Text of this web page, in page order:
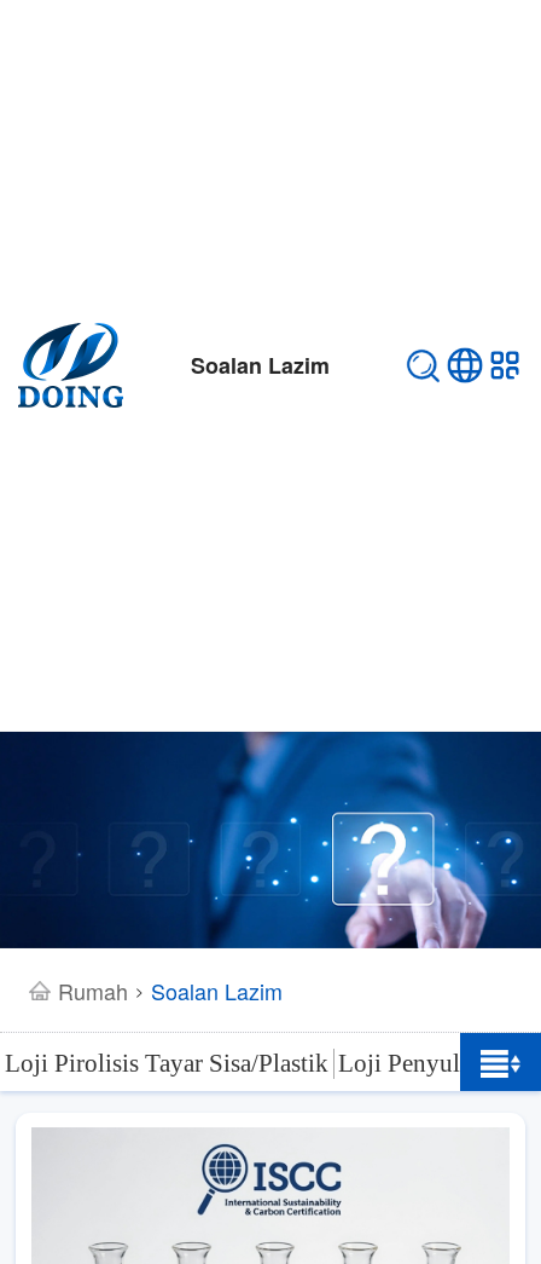
Soalan Lazim
Rumah > Soalan Lazim
Loji Pirolisis Tayar Sisa/Plastik Loji Penyulingan